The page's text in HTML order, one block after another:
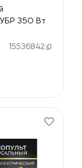
350 Вт
15536842